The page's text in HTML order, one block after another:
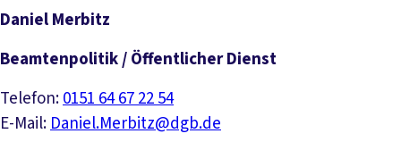
Daniel Merbitz
Beamtenpolitik / Öffentlicher Dienst
Telefon:0151 64 67 22 54
E-Mail:Daniel.Merbitz@dgb.de